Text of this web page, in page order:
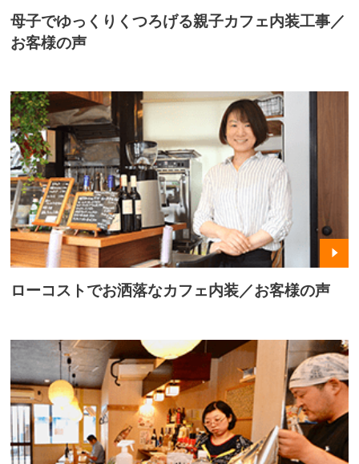
母子でゆっくりくつろげる親子カフェ内装工事／
お客様の声
ローコストでお洒落なカフェ内装／お客様の声